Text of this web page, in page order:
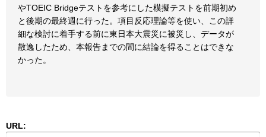
やTOEIC Bridgeテストを参考にした模擬テストを前期初め
と後期の最終週に行った。項目反応理論等を使い、この詳
細な検討に着手する前に東日本大震災に被災し、データが
散逸したため、本報告までの間に結論を得ることはできな
かった。
URL: